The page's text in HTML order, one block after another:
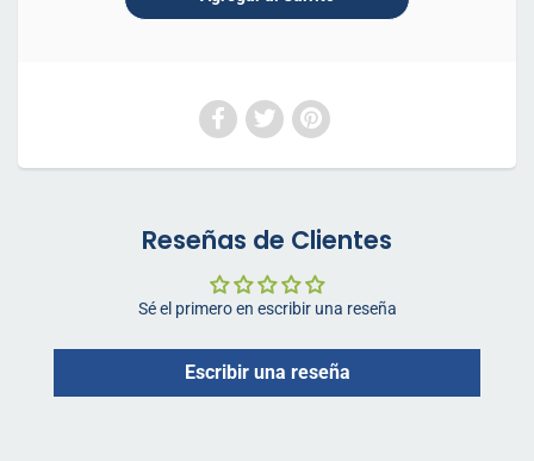
Reseñas de Clientes
Sé el primero en escribir una reseña
Escribir una reseña